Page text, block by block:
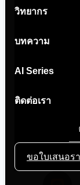
วิทยากร
บทความ
AI Series
ติดต่อเรา
ขอใบเสนอร